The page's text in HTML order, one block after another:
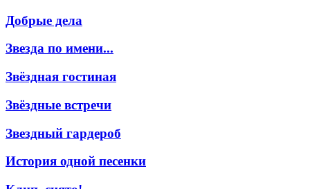
Добрые дела
Звезда по имени...
Звёздная гостиная
Звёздные встречи
Звездный гардероб
История одной песенки